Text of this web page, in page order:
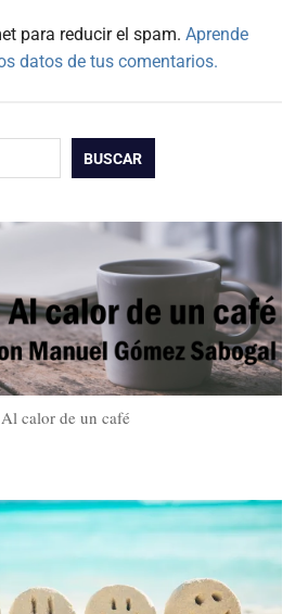
para reducir el spam. Aprende
datos de tus comentarios.
BUSCAR
Al calor de un café